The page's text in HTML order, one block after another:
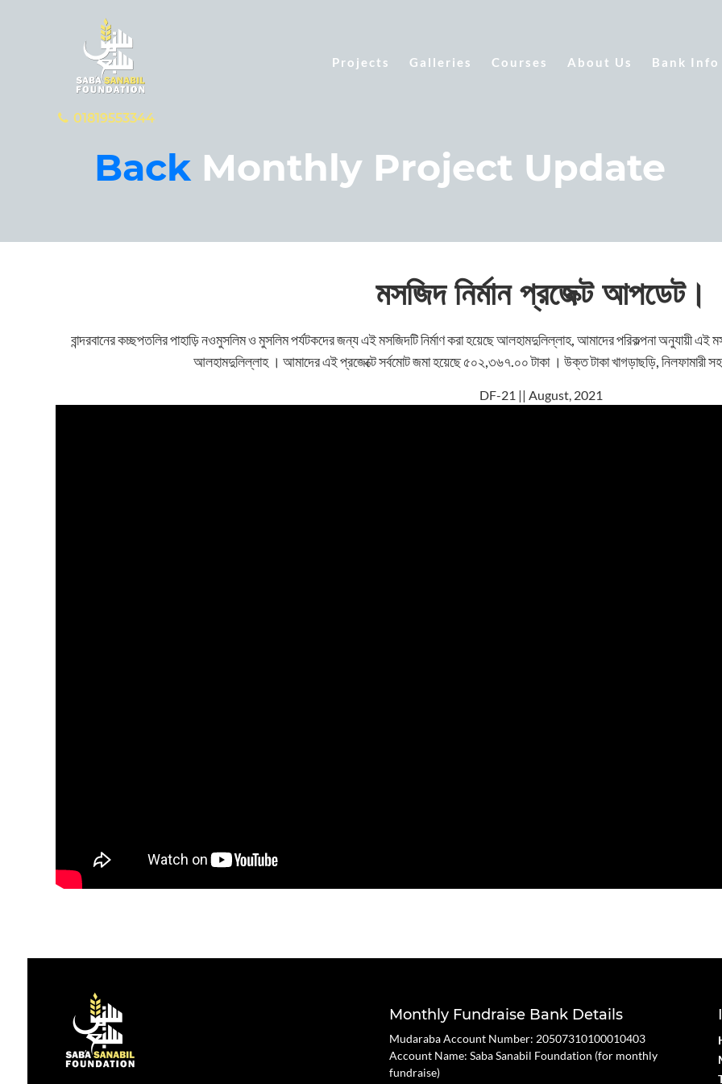
01819553344
Projects Galleries Courses About Us Bank Info
BackMonthly Project Update
মসজিদ নির্মান প্রজেক্ট আপডেট।
বান্দরবানের কচ্ছপতলির পাহাড়ি নওমুসলিম ও মুসলিম পর্যটকদের জন্য এই মসজিদটি নির্মাণ করা হয়েছে আলহামদুলিল্লাহ, আমাদের পরিকল্পনা অনুযায়ী এই
আলহামদুলিল্লাহ । আমাদের এই প্রজেক্টে সর্বমোট জমা হয়েছে ৫০২,৩৬৭.০০ টাকা । উক্ত টাকা খাগড়াছড়ি, নিলফামারী সহ
DF-21 || August, 2021
Monthly Fundraise Bank Details
Mudaraba Account Number: 20507310100010403
Account Name: Saba Sanabil Foundation (for monthly
fundraise)